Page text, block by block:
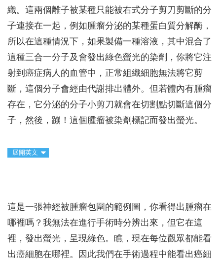
織。這兩個離子被某種只能被右式分子剪刀剪斷的分
子連接在一起，例如腫瘤分泌的某種蛋白質分解酶，
所以在這種情況下，如果製備一種溶液，其中混合了
這種三合一分子及會發出綠色螢光的染劑，你將它注
射到癌症病人的血管中，正常組織細胞無法將它剪
斷，這個分子會經由代謝排出體外。但若體內有腫瘤
存在，它分泌的分子小剪刀就會在切割點切斷這個分
子，然後，蹦！這個腫瘤被染劑標記而發出螢光。
展開英文
這是一張神經被腫瘤包圍的範例圖，你看得出腫瘤在
哪裡嗎？我無法在進行手術時分辨出來，但它在這
裡，發出螢光，呈現綠色。瞧，現在每位觀眾都能看
出癌細胞在哪裡。因此我們在手術過程中能看出癌細